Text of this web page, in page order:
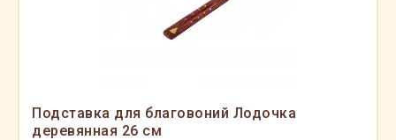
Подставка для благовоний Лодочка
деревянная 26 см